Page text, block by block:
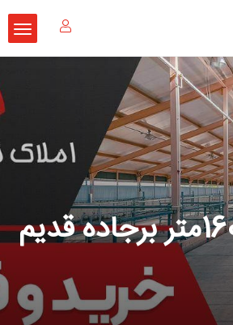
زمین 160000متر برجاده قدیم